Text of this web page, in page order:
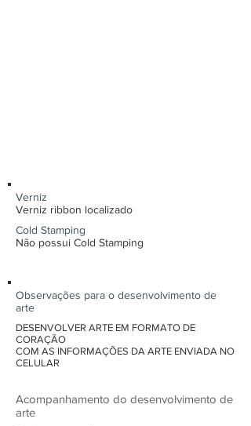
Verniz
Verniz ribbon localizado
Cold Stamping
Não possui Cold Stamping
Observações para o desenvolvimento de
arte
DESENVOLVER ARTE EM FORMATO DE
CORAÇÃO
COM AS INFORMAÇÕES DA ARTE ENVIADA NO
CELULAR
Acompanhamento do desenvolvimento de
arte